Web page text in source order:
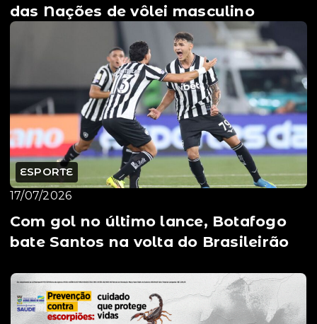
das Nações de vôlei masculino
ESPORTE
17/07/2026
Com gol no último lance, Botafogo
bate Santos na volta do Brasileirão